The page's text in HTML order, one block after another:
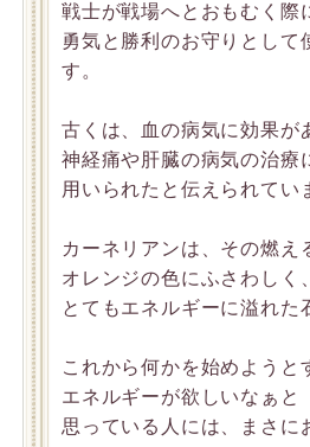
戦士が戦場へとおもむく際
勇気と勝利のお守りとして
す。
古くは、血の病気に効果が
神経痛や肝臓の病気の治療
用いられたと伝えられてい
カーネリアンは、その燃え
オレンジの色にふさわしく、
とてもエネルギーに溢れた
これから何かを始めようと
エネルギーが欲しいなぁと
思っている人には、まさに